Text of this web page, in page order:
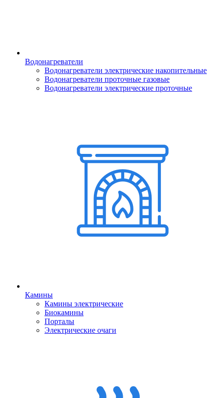
Водонагреватели
Водонагреватели электрические накопительные
Водонагреватели проточные газовые
Водонагреватели электрические проточные
Камины
Камины электрические
Биокамины
Порталы
Электрические очаги